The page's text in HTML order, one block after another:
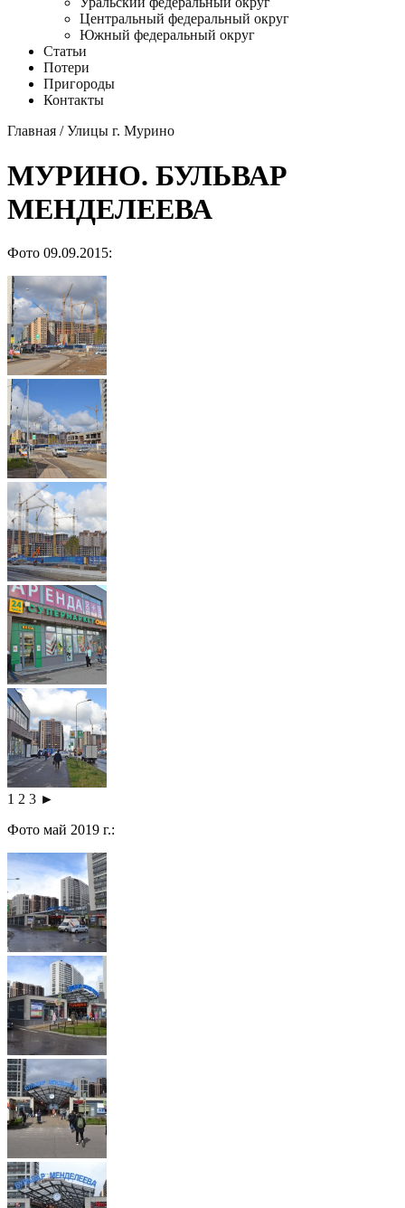
Центральный федеральный округ
Южный федеральный округ
Статьи
Потери
Пригороды
Контакты
Главная /Улицы г. Мурино
МУРИНО. БУЛЬВАР
МЕНДЕЛЕЕВА
Фото 09.09.2015:
1 2 3 ►
Фото май 2019 г.: